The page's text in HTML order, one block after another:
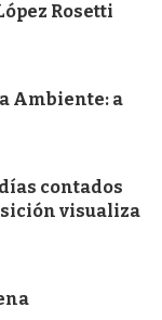
Rosetti
Ambiente: a
contados
visualiza